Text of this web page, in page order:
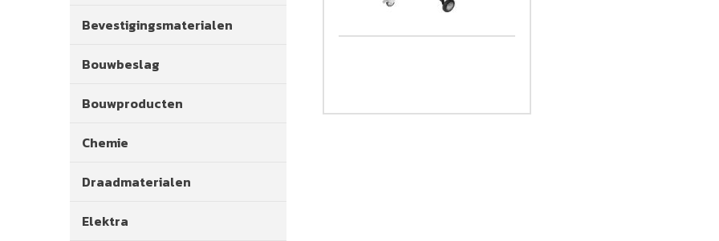
Bevestigingsmaterialen
Bouwbeslag
Bouwproducten
Chemie
Draadmaterialen
Elektra